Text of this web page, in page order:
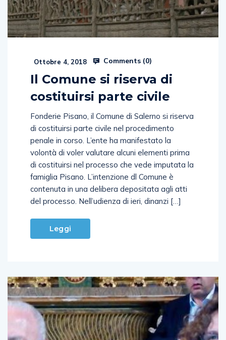
Ottobre 4, 2018 Comments (0)
Il Comune si riserva di
costituirsi parte civile
Fonderie Pisano, il Comune di Salerno si riserva
di costituirsi parte civile nel procedimento
penale in corso. L’ente ha manifestato la
volontà di voler valutare alcuni elementi prima
di costituirsi nel processo che vede imputata la
famiglia Pisano. L’intenzione dl Comune è
contenuta in una delibera depositata agli atti
del processo. Nell’udienza di ieri, dinanzi […]
Leggi